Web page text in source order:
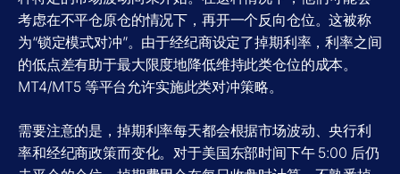
考虑在不平仓原仓的情况下，再开一个反向仓位。这被称
为“锁定模式对冲”。由于经纪商设定了掉期利率，利率之间
的低点差有助于最大限度地降低维持此类仓位的成本。
MT4/MT5 等平台允许实施此类对冲策略。
需要注意的是，掉期利率每天都​​会根据市场波动、央行利
率和经纪商政策而变化。对于美国东部时间下午 5:00 后仍